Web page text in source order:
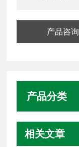
产品咨询
产品分类
相关文章